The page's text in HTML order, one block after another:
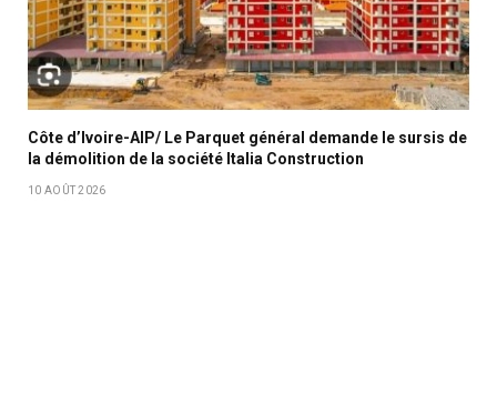
Côte d’Ivoire-AIP/ Le Parquet général demande le sursis de
la démolition de la société Italia Construction
10 AOÛT 2026